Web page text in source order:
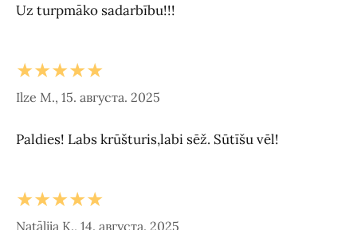
Uz turpmāko sadarbību!!!
★★★★★
Ilze M., 15. августа. 2025
Paldies! Labs krūšturis,labi sēž. Sūtīšu vēl!
★★★★★
Natālija K., 14. августа. 2025